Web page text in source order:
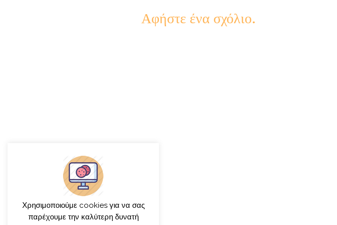
Αφήστε ένα σχόλιο.
Χρησιμοποιούμε cookies για να σας
παρέχουμε την καλύτερη δυνατή